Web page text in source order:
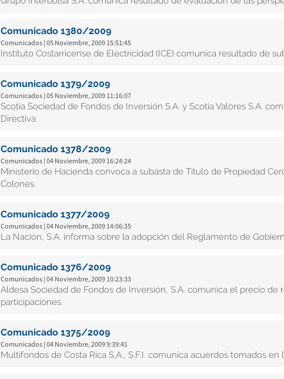
Comunicado 1380/2009
Comunicados | 05 Noviembre, 2009 15:51:45
Instituto Costarricense de Electricidad (ICE) comunica resultado de
Comunicado 1379/2009
Comunicados | 05 Noviembre, 2009 11:16:07
Scotia Sociedad de Fondos de Inversión S.A. y Scotia Valores S.A.
Directiva
Comunicado 1378/2009
Comunicados | 04 Noviembre, 2009 16:24:24
Ministerio de Hacienda convoca a subasta de Título de Propiedad
Colones.
Comunicado 1377/2009
Comunicados | 04 Noviembre, 2009 14:06:35
La Nación, S.A. informa sobre la adopción del Reglamento de
Comunicado 1376/2009
Comunicados | 04 Noviembre, 2009 10:23:33
Aldesa Sociedad de Fondos de Inversión, S.A. comunica el precio
participaciones.
Comunicado 1375/2009
Comunicados | 04 Noviembre, 2009 9:39:41
Multifondos de Costa Rica S.A., S.F.I. comunica acuerdos tomados